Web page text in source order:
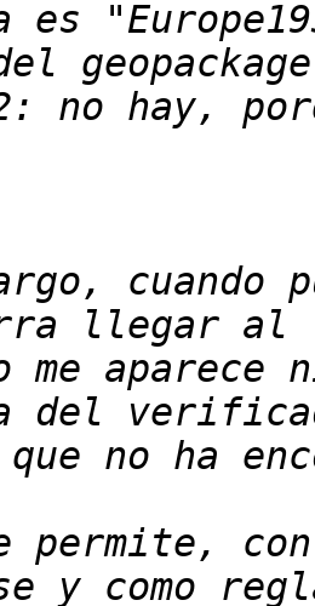
no hay,
me
permite,